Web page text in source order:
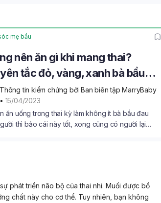
mẹ bầu
nên ăn gì khi mang thai?
tắc đỏ, vàng, xanh bà bầu
Thông tin kiểm chứng bởi Ban biên tập MarryBaby
• 15/04/2023
ăn uống trong thai kỳ làm không ít bà bầu đau
thì bảo cái này tốt, xong cũng có người lại
phát triển não bộ của thai nhi. Muối được bổ
chất này cho cơ thể. Tuy nhiên, bạn không